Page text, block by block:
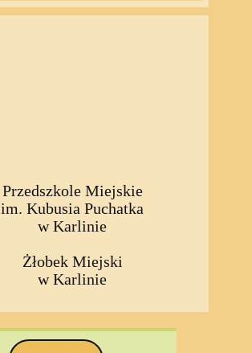
Przedszkole Miejskie
im. Kubusia Puchatka
w Karlinie
Żłobek Miejski
w Karlinie